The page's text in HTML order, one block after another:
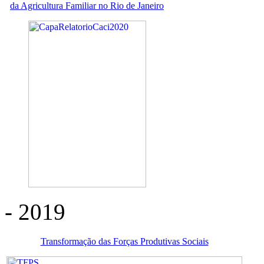
da Agricultura Familiar no Rio de Janeiro
- 2019
Transformação das Forças Produtivas Sociais